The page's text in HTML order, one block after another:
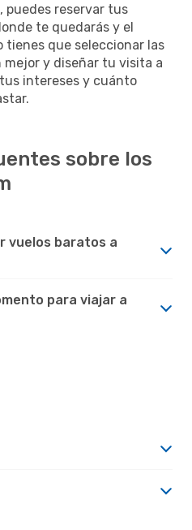
puedes reservar tus
te quedarás y el
tienes que seleccionar las
y diseñar tu visita a
intereses y cuánto
sobre los
vuelos baratos a
para viajar a